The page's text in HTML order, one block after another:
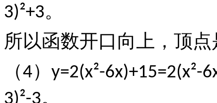
3)²+3。
所以函数开口向上，顶点
（4） y=2(x²-6x)+15=2(x²-
3)²-3。